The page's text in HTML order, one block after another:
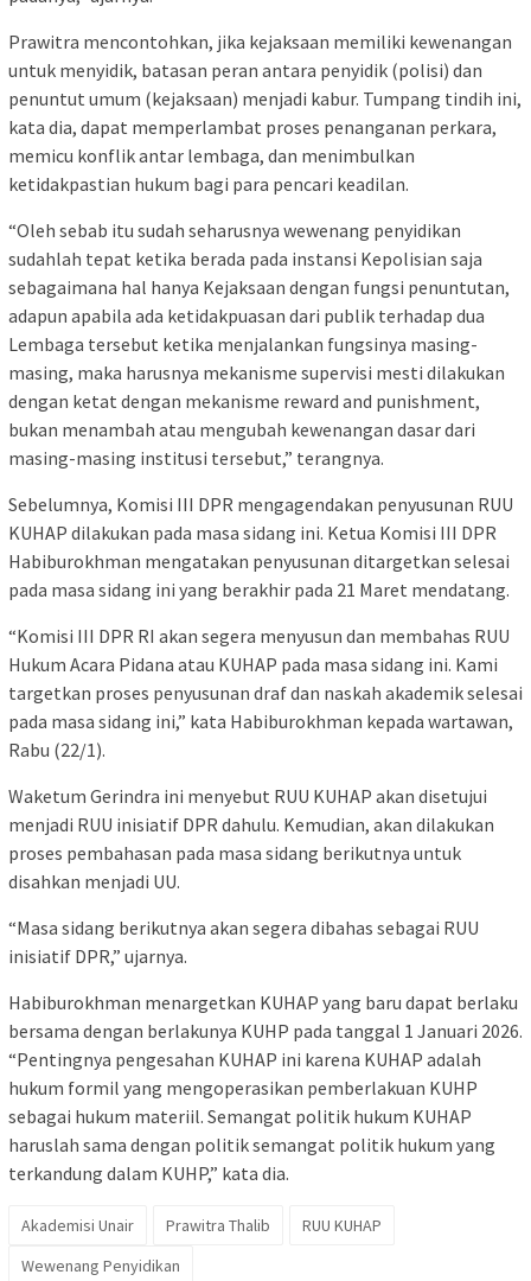
Prawitra mencontohkan, jika kejaksaan memiliki kewenangan
untuk menyidik, batasan peran antara penyidik (polisi) dan
penuntut umum (kejaksaan) menjadi kabur. Tumpang tindih ini,
kata dia, dapat memperlambat proses penanganan perkara,
memicu konflik antar lembaga, dan menimbulkan
ketidakpastian hukum bagi para pencari keadilan.
“Oleh sebab itu sudah seharusnya wewenang penyidikan
sudahlah tepat ketika berada pada instansi Kepolisian saja
sebagaimana hal hanya Kejaksaan dengan fungsi penuntutan,
adapun apabila ada ketidakpuasan dari publik terhadap dua
Lembaga tersebut ketika menjalankan fungsinya masing-
masing, maka harusnya mekanisme supervisi mesti dilakukan
dengan ketat dengan mekanisme reward and punishment,
bukan menambah atau mengubah kewenangan dasar dari
masing-masing institusi tersebut,” terangnya.
Sebelumnya, Komisi III DPR mengagendakan penyusunan RUU
KUHAP dilakukan pada masa sidang ini. Ketua Komisi III DPR
Habiburokhman mengatakan penyusunan ditargetkan selesai
pada masa sidang ini yang berakhir pada 21 Maret mendatang.
“Komisi III DPR RI akan segera menyusun dan membahas RUU
Hukum Acara Pidana atau KUHAP pada masa sidang ini. Kami
targetkan proses penyusunan draf dan naskah akademik selesai
pada masa sidang ini,” kata Habiburokhman kepada wartawan,
Rabu (22/1).
Waketum Gerindra ini menyebut RUU KUHAP akan disetujui
menjadi RUU inisiatif DPR dahulu. Kemudian, akan dilakukan
proses pembahasan pada masa sidang berikutnya untuk
disahkan menjadi UU.
“Masa sidang berikutnya akan segera dibahas sebagai RUU
inisiatif DPR,” ujarnya.
Habiburokhman menargetkan KUHAP yang baru dapat berlaku
bersama dengan berlakunya KUHP pada tanggal 1 Januari 2026.
“Pentingnya pengesahan KUHAP ini karena KUHAP adalah
hukum formil yang mengoperasikan pemberlakuan KUHP
sebagai hukum materiil. Semangat politik hukum KUHAP
haruslah sama dengan politik semangat politik hukum yang
terkandung dalam KUHP,” kata dia.
Akademisi Unair Prawitra Thalib
RUU KUHAP
Wewenang Penyidikan